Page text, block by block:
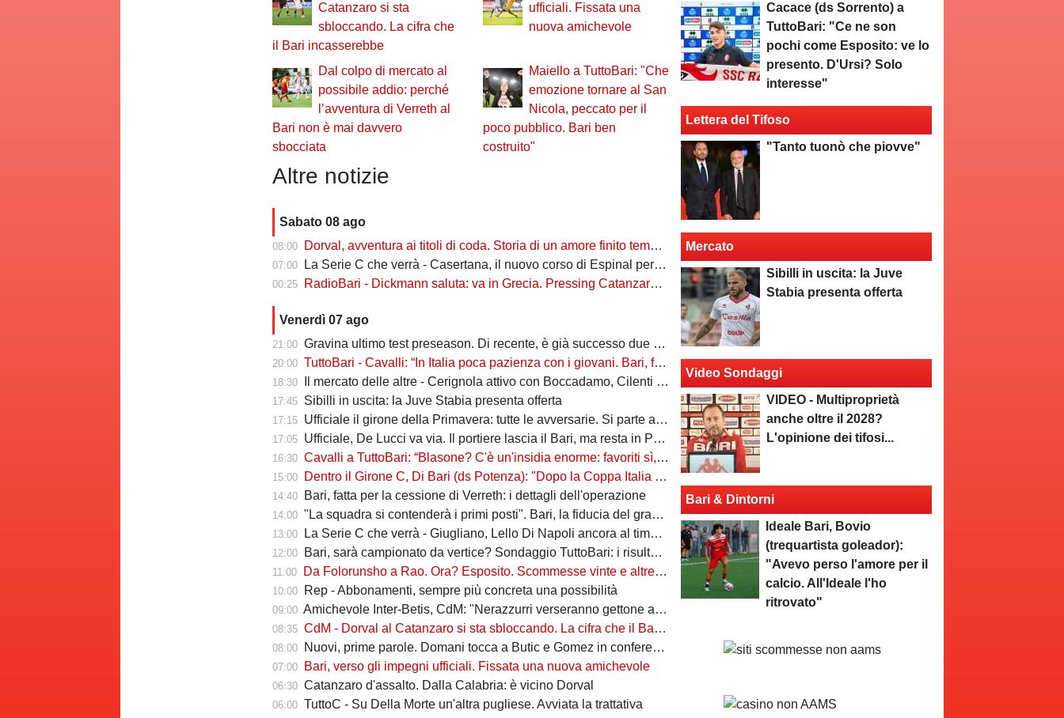
Catanzaro si sta
sbloccando. La cifra che
il Bari incasserebbe
ufficiali. Fissata una
nuova amichevole
Dal colpo di mercato al
possibile addio: perché
l’avventura di Verreth al
Bari non è mai davvero
sbocciata
Maiello a TuttoBari: "Che
emozione tornare al San
Nicola, peccato per il
poco pubblico. Bari ben
costruito"
Altre notizie
Sabato 08 ago
08:00 Dorval, avventura ai titoli di coda. Storia di un amore finito tempo fa
07:00 La Serie C che verrà - Casertana, il nuovo corso di Espinal per un'altra stagione da protagonista
00:25 RadioBari - Dickmann saluta: va in Grecia. Pressing Catanzaro per Dorval, Vicari piace ad una pugliese
Venerdì 07 ago
21:00 Gravina ultimo test preseason. Di recente, è già successo due volte
20:00 TuttoBari - Cavalli: “In Italia poca pazienza con i giovani. Bari, fai la cosa più bella: ti spiego come”
18:30 Il mercato delle altre - Cerignola attivo con Boccadamo, Cilenti e Padula. Casertana su Antonio Ferrara. Della Morte piace al Foggia
17:45 Sibilli in uscita: la Juve Stabia presenta offerta
17:15 Ufficiale il girone della Primavera: tutte le avversarie. Si parte a settembre
17:05 Ufficiale, De Lucci va via. Il portiere lascia il Bari, ma resta in Puglia
16:30 Cavalli a TuttoBari: “Blasone? C'è un'insidia enorme: favoriti sì, ma non basta”
15:00 Dentro il Girone C, Di Bari (ds Potenza): "Dopo la Coppa Italia vinta, vogliamo infastidire ancora. Vi nomino qualche nostro giovane"
14:40 Bari, fatta per la cessione di Verreth: i dettagli dell'operazione
14:00 "La squadra si contenderà i primi posti". Bari, la fiducia del grande ex
13:00 La Serie C che verrà - Giugliano, Lello Di Napoli ancora al timone: il re delle salvezze vuole evitare un'altra stagione da brividi
12:00 Bari, sarà campionato da vertice? Sondaggio TuttoBari: i risultati provvisori
11:00 Da Folorunsho a Rao. Ora? Esposito. Scommesse vinte e altre perse sull'asse Napoli-Bari
10:00 Rep - Abbonamenti, sempre più concreta una possibilità
09:00 Amichevole Inter-Betis, CdM: "Nerazzurri verseranno gettone al Bari. E verrà girato al Comune"
08:35 CdM - Dorval al Catanzaro si sta sbloccando. La cifra che il Bari incasserebbe
08:00 Nuovi, prime parole. Domani tocca a Butic e Gomez in conferenza
07:00 Bari, verso gli impegni ufficiali. Fissata una nuova amichevole
06:30 Catanzaro d'assalto. Dalla Calabria: è vicino Dorval
06:00 TuttoC - Su Della Morte un'altra pugliese. Avviata la trattativa
Cacace (ds Sorrento) a
TuttoBari: "Ce ne son
pochi come Esposito: ve lo
presento. D'Ursi? Solo
interesse"
Lettera del Tifoso
"Tanto tuonò che piovve"
Mercato
Sibilli in uscita: la Juve
Stabia presenta offerta
Video Sondaggi
VIDEO - Multiproprietà
anche oltre il 2028?
L'opinione dei tifosi...
Bari & Dintorni
Ideale Bari, Bovio
(trequartista goleador):
"Avevo perso l'amore per il
calcio. All'Ideale l'ho
ritrovato"